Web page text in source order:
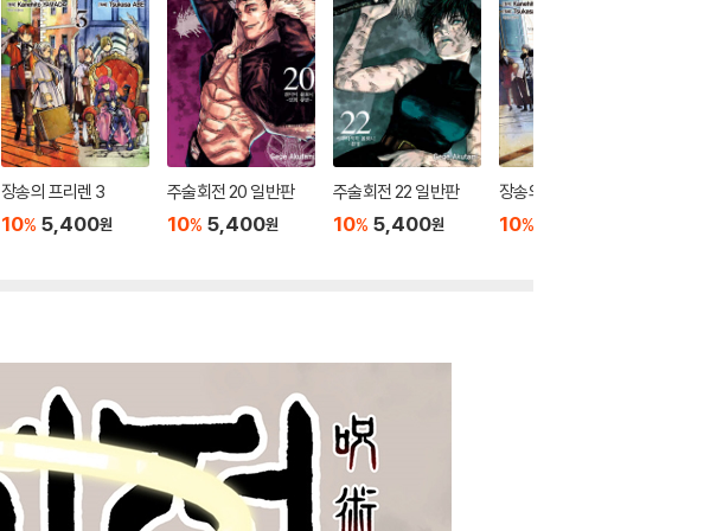
장송의 프리렌 3
10% 5,400원
주술회전 20 일반판
10% 5,400원
주술회전 22 일반판
10% 5,400원
장송의 프리렌 5
10%